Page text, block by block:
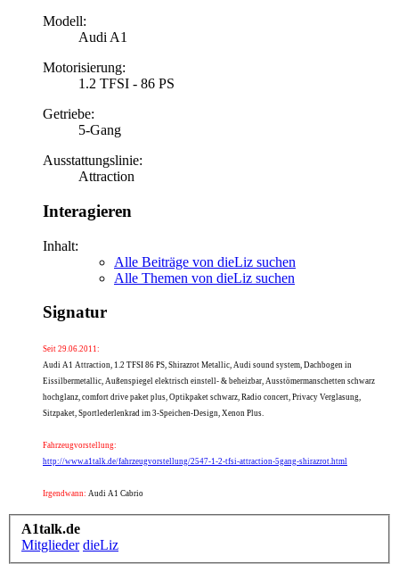
Modell:
Audi A1
Motorisierung:
1.2 TFSI - 86 PS
Getriebe:
5-Gang
Ausstattungslinie:
Attraction
Interagieren
Inhalt:
Alle Beiträge von dieLiz suchen
Alle Themen von dieLiz suchen
Signatur
Seit 29.06.2011:
Audi A1 Attraction, 1.2 TFSI 86 PS, Shirazrot Metallic, Audi sound system, Dachbogen in
Eissilbermetallic, Außenspiegel elektrisch einstell- & beheizbar, Ausstömermanschetten schwarz
hochglanz, comfort drive paket plus, Optikpaket schwarz, Radio concert, Privacy Verglasung,
Sitzpaket, Sportlederlenkrad im 3-Speichen-Design, Xenon Plus.
Fahrzeugvorstellung:
http://www.a1talk.de/fahrzeugvorstellung/2547-1-2-tfsi-attraction-5gang-shirazrot.html
Irgendwann: Audi A1 Cabrio
A1talk.de
Mitglieder dieLiz